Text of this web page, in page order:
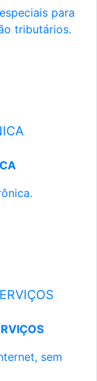
para
tributários.
sem